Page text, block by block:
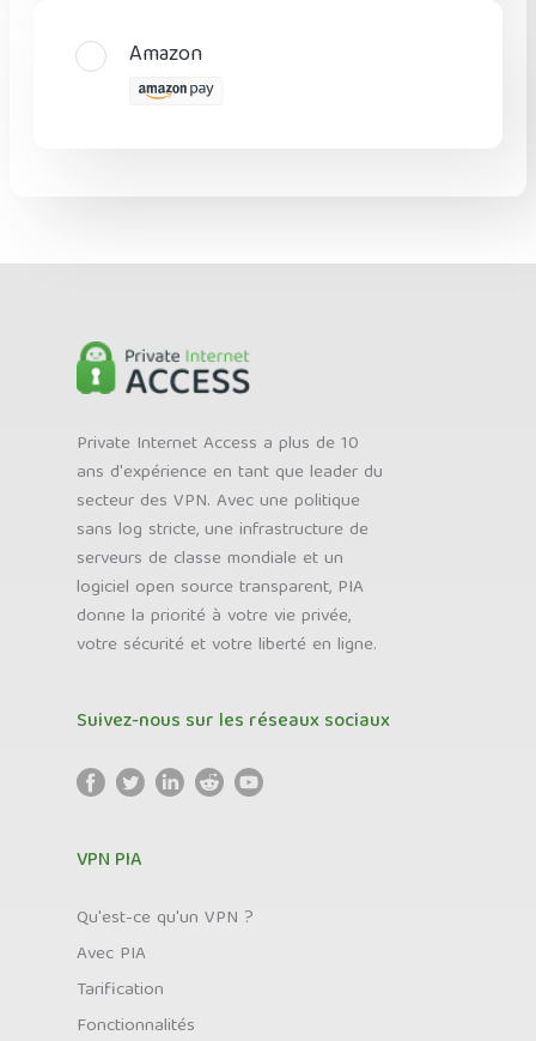
Amazon
Private Internet Access a plus de 10
ans d'expérience en tant que leader du
secteur des VPN. Avec une politique
sans log stricte, une infrastructure de
serveurs de classe mondiale et un
logiciel open source transparent, PIA
donne la priorité à votre vie privée,
votre sécurité et votre liberté en ligne.
Suivez-nous sur les réseaux sociaux
VPN PIA
Qu'est-ce qu'un VPN ?
Avec PIA
Tarification
Fonctionnalités